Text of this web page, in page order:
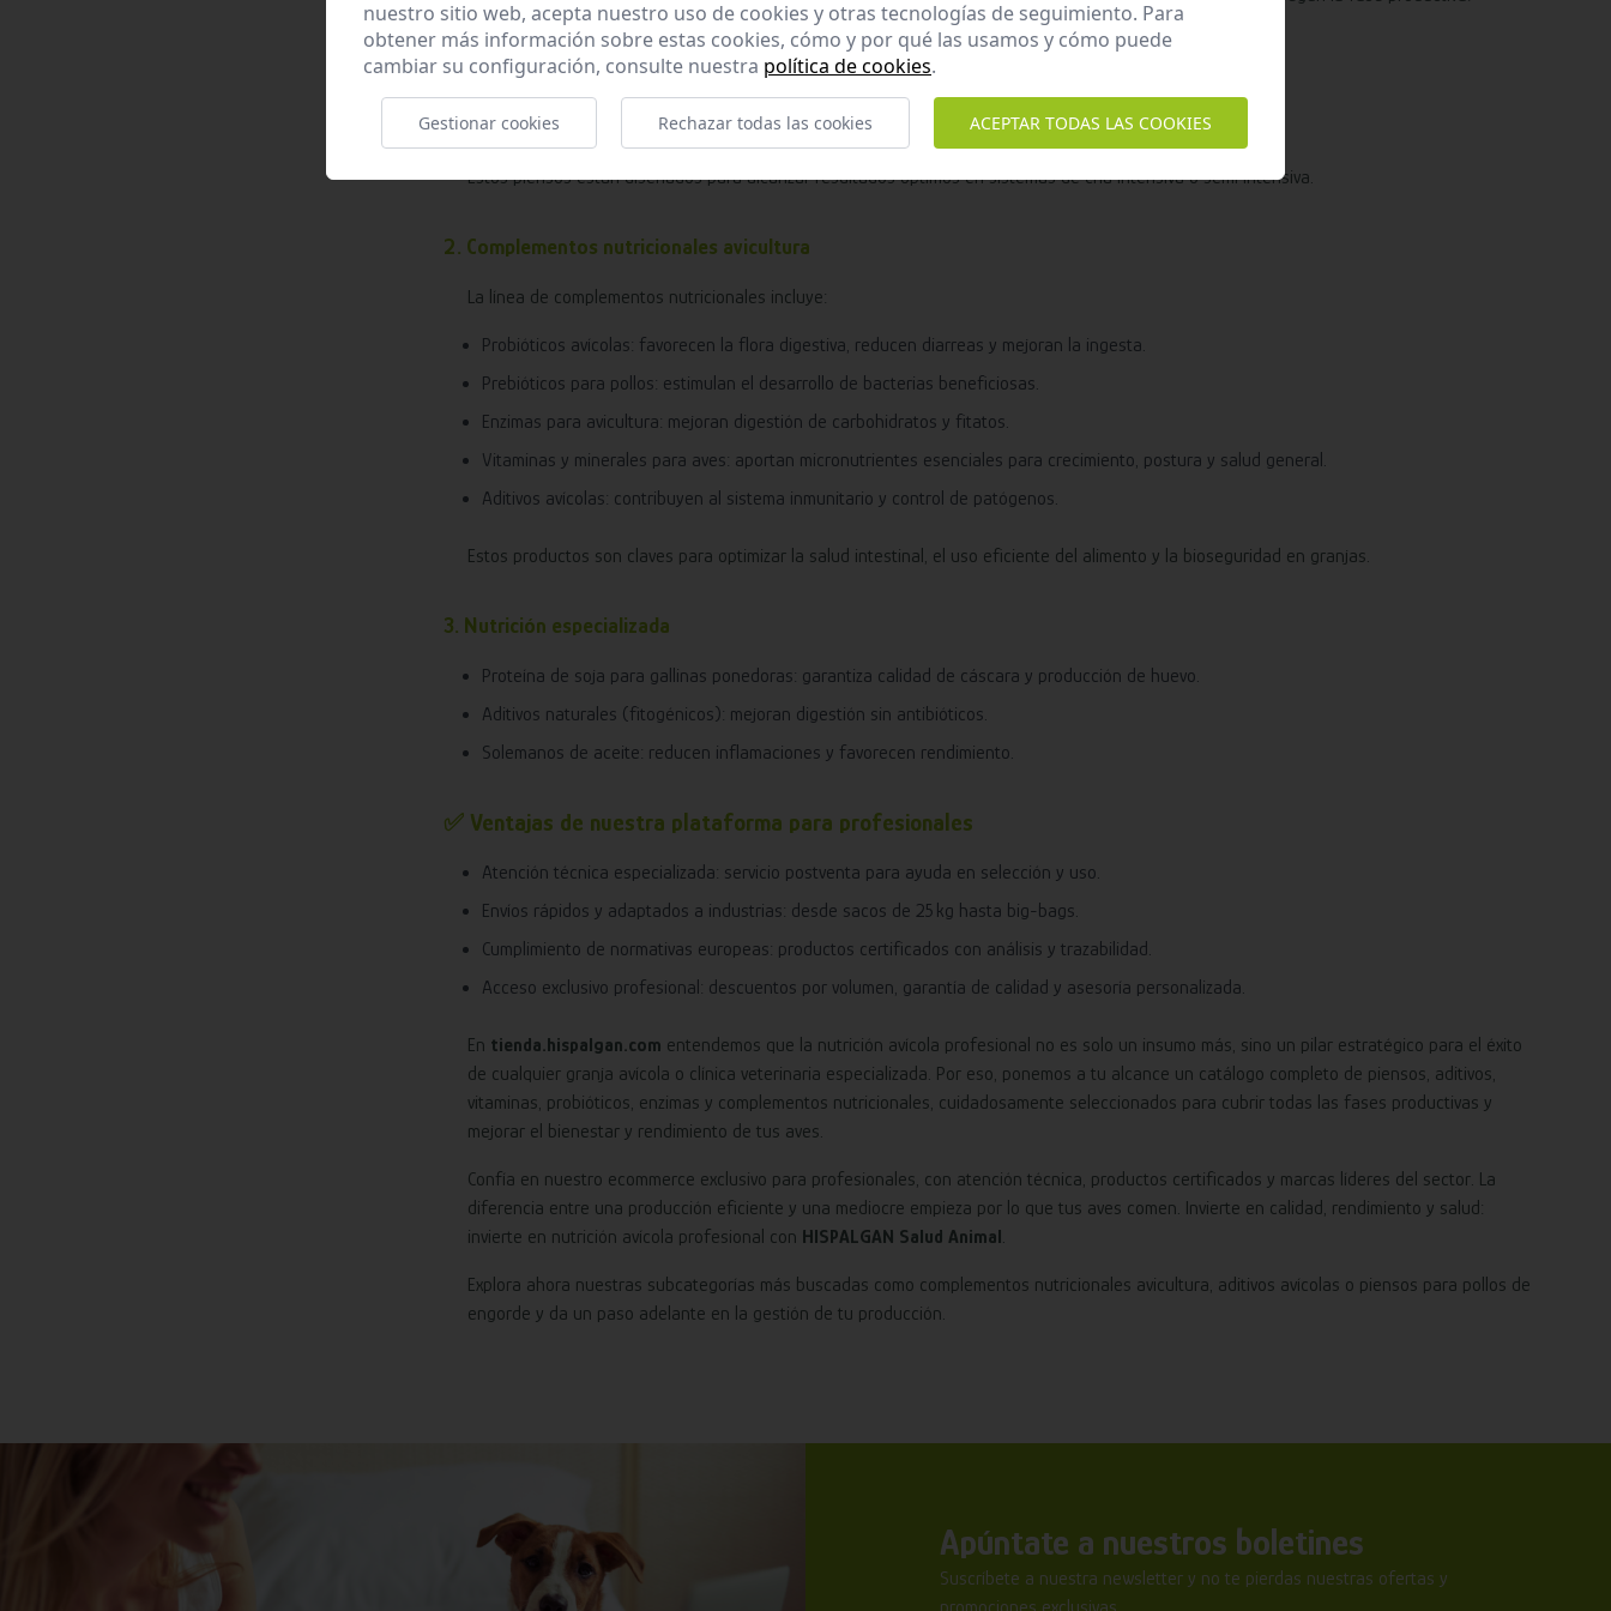
Mantenimiento y balance básico.
Crecimiento rápido (mejor feed conversion ratio).
Producción de huevos (ricos en calcio y proteína).
Estos piensos están diseñados para alcanzar resultados óptimos en sistemas de cría intensiva o semi intensiva.
2. Complementos nutricionales avicultura
La línea de complementos nutricionales incluye:
Probióticos avícolas: favorecen la flora digestiva, reducen diarreas y mejoran la ingesta.
Prebióticos para pollos: estimulan el desarrollo de bacterias beneficiosas.
Enzimas para avicultura: mejoran digestión de carbohidratos y fitatos.
Vitaminas y minerales para aves: aportan micronutrientes esenciales para crecimiento, postura y salud general.
Aditivos avícolas: contribuyen al sistema inmunitario y control de patógenos.
Estos productos son claves para optimizar la salud intestinal, el uso eficiente del alimento y la bioseguridad en granjas.
3. Nutrición especializada
Proteína de soja para gallinas ponedoras: garantiza calidad de cáscara y producción de huevo.
Aditivos naturales (fitogénicos): mejoran digestión sin antibióticos.
Solemanos de aceite: reducen inflamaciones y favorecen rendimiento.
✅ Ventajas de nuestra plataforma para profesionales
Atención técnica especializada: servicio postventa para ayuda en selección y uso.
Envíos rápidos y adaptados a industrias: desde sacos de 25 kg hasta big-bags.
Cumplimiento de normativas europeas: productos certificados con análisis y trazabilidad.
Acceso exclusivo profesional: descuentos por volumen, garantía de calidad y asesoría personalizada.
En tienda.hispalgan.com entendemos que la nutrición avícola profesional no es solo un insumo más, sino un pilar estratégico para el éxito
de cualquier granja avícola o clínica veterinaria especializada. Por eso, ponemos a tu alcance un catálogo completo de piensos, aditivos,
vitaminas, probióticos, enzimas y complementos nutricionales, cuidadosamente seleccionados para cubrir todas las fases productivas y
mejorar el bienestar y rendimiento de tus aves.
Confía en nuestro ecommerce exclusivo para profesionales, con atención técnica, productos certificados y marcas líderes del sector. La
diferencia entre una producción eficiente y una mediocre empieza por lo que tus aves comen. Invierte en calidad, rendimiento y salud:
invierte en nutrición avícola profesional con HISPALGAN Salud Animal.
Explora ahora nuestras subcategorías más buscadas como complementos nutricionales avicultura, aditivos avícolas o piensos para pollos de
engorde y da un paso adelante en la gestión de tu producción.
Apúntate a nuestros boletines
Suscríbete a nuestra newsletter y no te pierdas nuestras ofertas y
nuestro sitio web, acepta nuestro uso de cookies y otras tecnologías de seguimiento. Para
obtener más información sobre estas cookies, cómo y por qué las usamos y cómo puede
cambiar su configuración, consulte nuestra política de cookies.
Gestionar cookies Rechazar todas las cookies ACEPTAR TODAS LAS COOKIES